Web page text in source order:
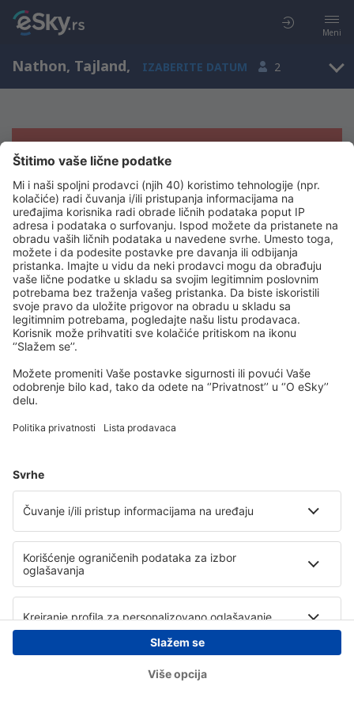
Meni
Nathon, Tajland, IZABERITE DATUM 2
Žao nam je, ne možemo da prikažemo
rezultate
Pokušajte još jednom kad izaberete druge kriterijume
Copyright © eSky.rs. Sva prava zadržana.